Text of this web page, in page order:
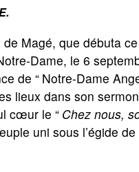
Magé, que débuta
Dame, le 6
de “ Notre-Dame
lieux dans son
cœur le “Chez nous,
uni sous l’égide